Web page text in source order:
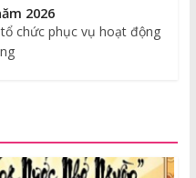
2026
chức phục vụ hoạt động